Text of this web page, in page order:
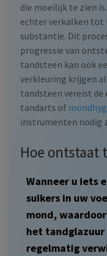
die moeilijk te zien
echter verkalken tot
substantie. Dit
progressie van
tandsteen kan ook
verkleuring krijgen
tandsteen vereist de
tandarts of
instrumenten nodig
Hoe ontstaat
Wanneer u iets
suikers in uw
mond,
het
regelmatig